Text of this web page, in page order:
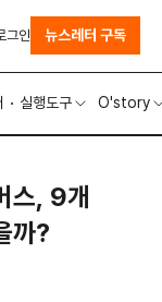
실행도구 O'story
그인 뉴스레터 구독
스, 9개
까?